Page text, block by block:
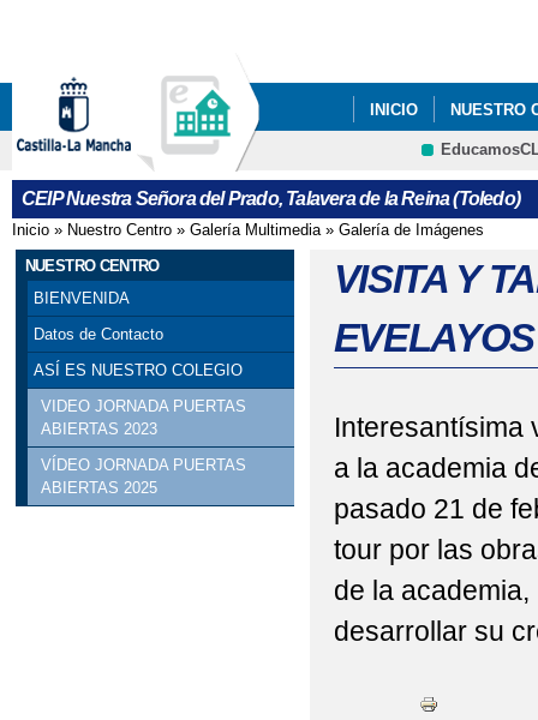
INICIO NUESTRO
CRFP
CEIP Nuestra Señora del Prado, Talavera de la Reina (Toledo)
Se encuentra usted aquí
Inicio » Nuestro Centro » Galería Multimedia» Galería de Imágenes
NUESTRO CENTRO
BIENVENIDA
Datos de Contacto
ASÍ ES NUESTRO COLEGIO
VIDEO JORNADA PUERTAS
ABIERTAS 2023
VÍDEO JORNADA PUERTAS
ABIERTAS 2025
VISITA Y
EVELAYOS
Interesantísima
a la academia
pasado 21 de
tour por las
de la
desarrollar su